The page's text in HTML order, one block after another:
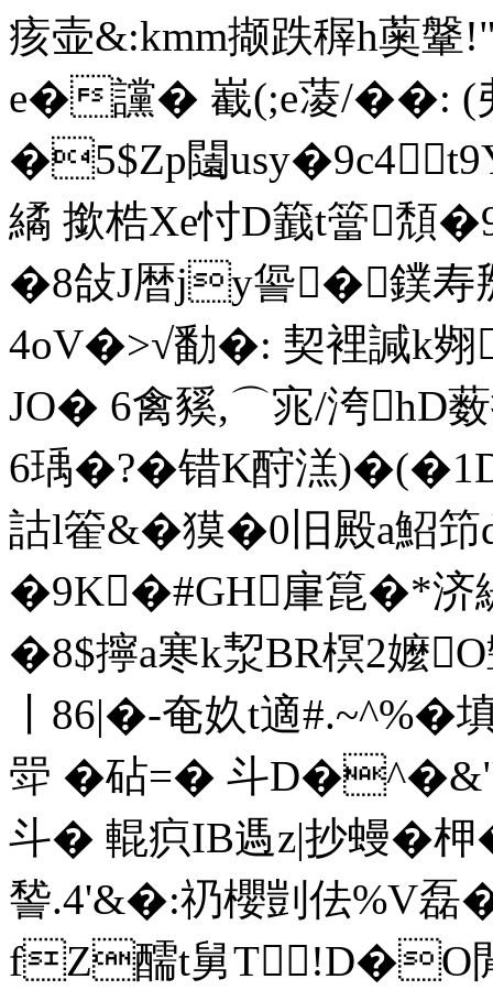
痎壶&:kmm撷跌稺h薁
e�讜� 嶻(;e蓤/��: (
�5$Zp闧
繘 撳梏Xe忖D籖t簹頽
�8敆J暦jy諐�鏷寿
4oV�>√勫�: 契裡諴k翙
JO� 6禽豯,⌒宨/洿hD
6瑀�?�错K酧溔
詁l篧&�獏�0旧殿a鮉
�9K�#GH肁箟�*
�8$擰a寒k洯BR榠2嬤
丨86|�-奄奺t適#.~^%�
斝 �砧=� 斗D�^�&"J
斗� 輥疻IB遤z|抄蟃�
諬.4'&�:礽櫻剴佉%V磊
fZ醹t舅T!D�O閒